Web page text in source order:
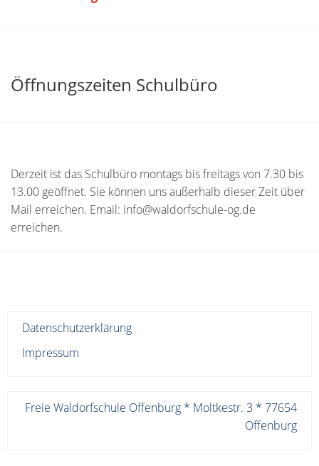
Öffnungszeiten Schulbüro
Derzeit ist das Schulbüro montags bis freitags von 7.30 bis
13.00 geöffnet. Sie können uns außerhalb dieser Zeit über
Mail erreichen. Email: info@waldorfschule-og.de
erreichen.
Datenschutzerklärung
Impressum
Freie Waldorfschule Offenburg * Moltkestr. 3 * 77654
Offenburg